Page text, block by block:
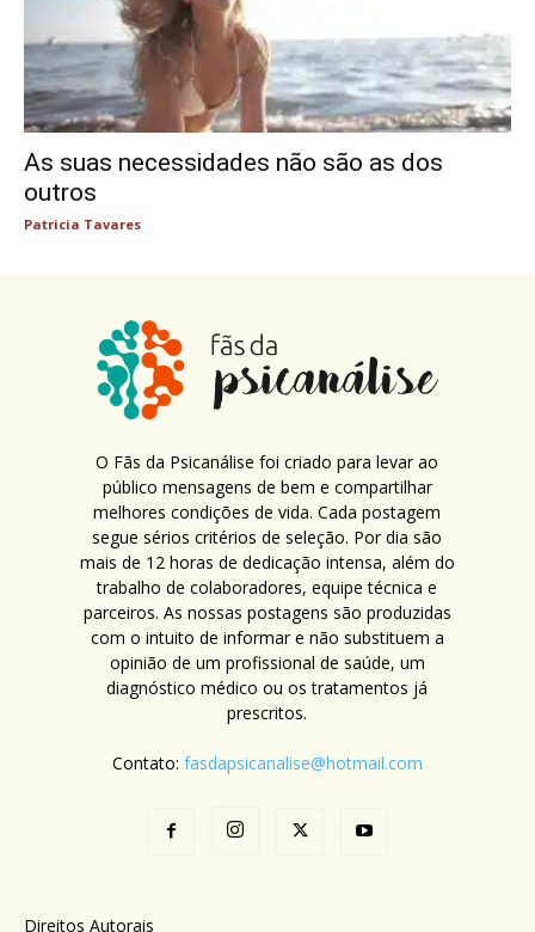
As suas necessidades não são as dos
outros
Patricia Tavares
O Fãs da Psicanálise foi criado para levar ao
público mensagens de bem e compartilhar
melhores condições de vida. Cada postagem
segue sérios critérios de seleção. Por dia são
mais de 12 horas de dedicação intensa, além do
trabalho de colaboradores, equipe técnica e
parceiros. As nossas postagens são produzidas
com o intuito de informar e não substituem a
opinião de um profissional de saúde, um
diagnóstico médico ou os tratamentos já
prescritos.
Contato: fasdapsicanalise@hotmail.com
Direitos Autorais